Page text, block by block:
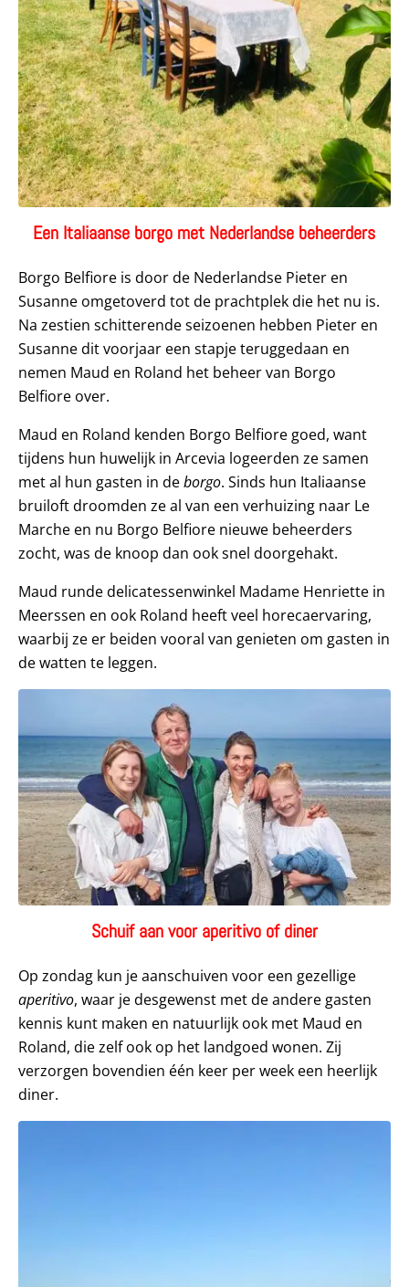
Een Italiaanse borgo met Nederlandse beheerders
Borgo Belfiore is door de Nederlandse Pieter en
Susanne omgetoverd tot de prachtplek die het nu is.
Na zestien schitterende seizoenen hebben Pieter en
Susanne dit voorjaar een stapje teruggedaan en
nemen Maud en Roland het beheer van Borgo
Belfiore over.
Maud en Roland kenden Borgo Belfiore goed, want
tijdens hun huwelijk in Arcevia logeerden ze samen
met al hun gasten in deborgo. Sinds hun Italiaanse
bruiloft droomden ze al van een verhuizing naar Le
Marche en nu Borgo Belfiore nieuwe beheerders
zocht, was de knoop dan ook snel doorgehakt.
Maud runde delicatessenwinkel Madame Henriette in
Meerssen en ook Roland heeft veel horecaervaring,
waarbij ze er beiden vooral van genieten om gasten in
de watten te leggen.
Schuif aan voor aperitivo of diner
Op zondag kun je aanschuiven voor een gezellige
aperitivo, waar je desgewenst met de andere gasten
kennis kunt maken en natuurlijk ook met Maud en
Roland, die zelf ook op het landgoed wonen. Zij
verzorgen bovendien één keer per week een heerlijk
diner.